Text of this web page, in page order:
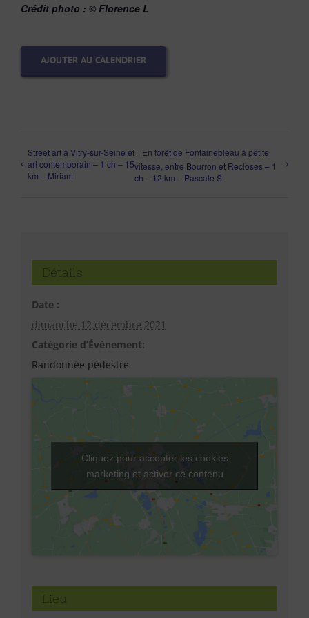
Crédit photo : © Florence L
AJOUTER AU CALENDRIER
Street art à Vitry-sur-Seine et
art contemporain – 1 ch – 15
km – Miriam
En forêt de Fontainebleau à petite
vitesse, entre Bourron et Recloses – 1
ch – 12 km – Pascale S
Détails
Date :
dimanche 12 décembre 2021
Catégorie d’Évènement:
Randonnée pédestre
Lieu
Cliquez pour accepter les cookies
marketing et activer ce contenu